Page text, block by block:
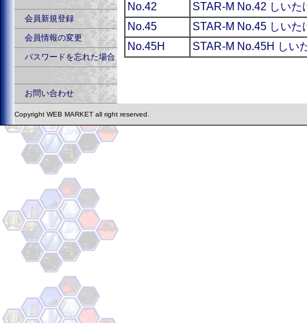
会員新規登録
会員情報の変更
パスワードを忘れた場合
お問い合わせ
No.42
STAR-M No.42 しいた
No.45
STAR-M No.45 しいた
No.45H
STAR-M No.45H しい
Copyright WEB MARKET all right reserved.